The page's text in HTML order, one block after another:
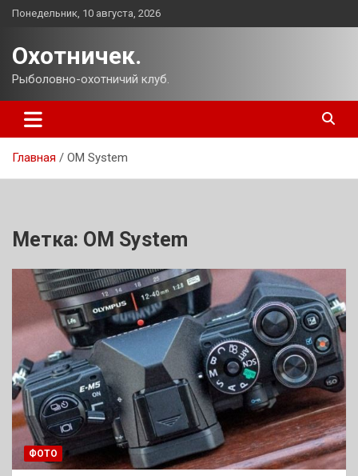
Перейти
Понедельник, 10 августа, 2026
Охотничек.
Рыболовно-охотничий клуб.
Главная OM System
Метка: OM System
ФОТО